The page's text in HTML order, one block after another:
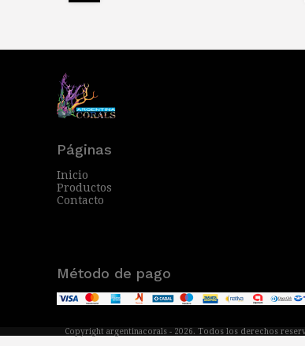
Páginas
Inicio
Productos
Contacto
Método de pago
Copyright argentinacorals - 2026. Todos los derechos